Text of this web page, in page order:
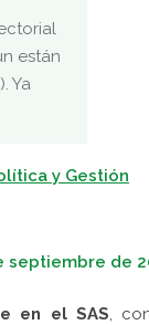
están
Ya
y Gestión
septiembre de
en el SAS ,